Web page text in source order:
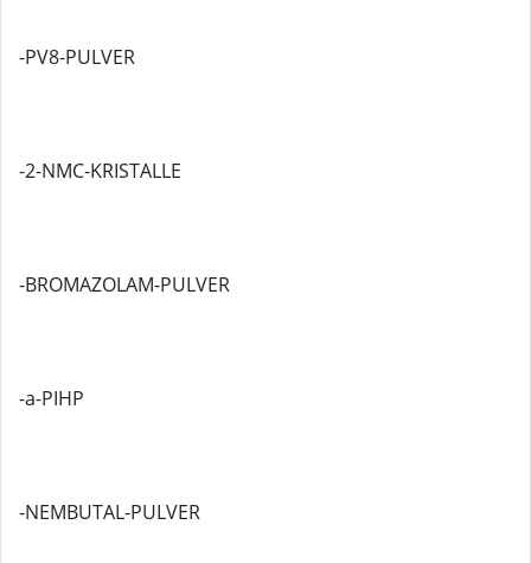
-PV8-PULVER
-2-NMC-KRISTALLE
-BROMAZOLAM-PULVER
-a-PIHP
-NEMBUTAL-PULVER